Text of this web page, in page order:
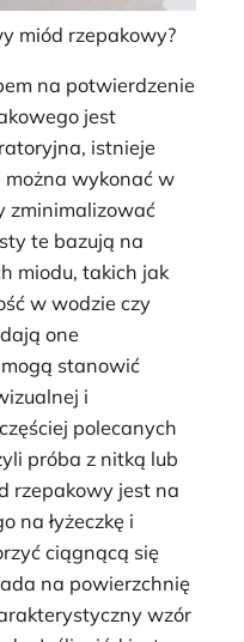
miód rzepakowy?
na potwierdzenie
jest
istnieje
można wykonać w
zminimalizować
te bazują na
miodu, takich jak
w wodzie czy
one
stanowić
i
polecanych
próba z nitką lub
rzepakowy jest na
na łyżeczkę i
ciągnącą się
na powierzchnię
wzór